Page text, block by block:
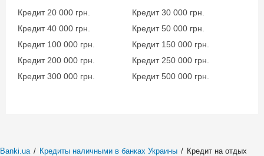
Кредит 20 000 грн.
Кредит 30 000 грн.
Кредит 40 000 грн.
Кредит 50 000 грн.
Кредит 100 000 грн.
Кредит 150 000 грн.
Кредит 200 000 грн.
Кредит 250 000 грн.
Кредит 300 000 грн.
Кредит 500 000 грн.
Banki.ua / Кредиты наличными в банках Украины / Кредит на отдых